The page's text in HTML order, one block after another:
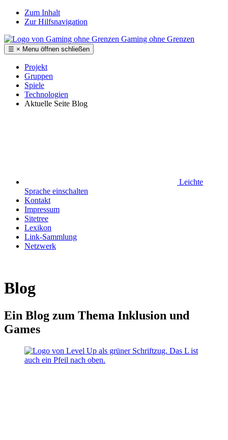
Zum Inhalt
Zur Hilfsnavigation
Gaming ohne Grenzen
☰ × Menu öffnen schließen
Projekt
Gruppen
Spiele
Technologien
Aktuelle Seite Blog
Leichte
Sprache einschalten
Kontakt
Impressum
Sitetree
Lexikon
Link-Sammlung
Netzwerk
Blog
Ein Blog zum Thema Inklusion und
Games